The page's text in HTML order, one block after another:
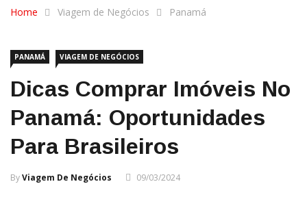
Home Viagem de Negócios Panamá
PANAMÁ VIAGEM DE NEGÓCIOS
Dicas Comprar Imóveis No
Panamá: Oportunidades
Para Brasileiros
ByViagem De Negócios 09/03/2024